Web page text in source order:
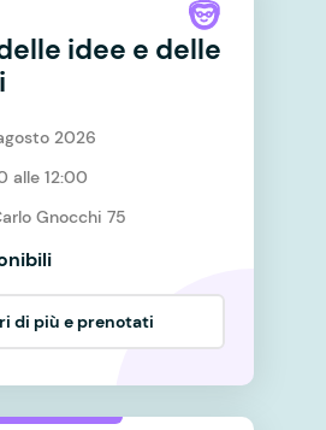
idee e delle
2026
alle 12:00
Gnocchi 75
di più e prenotati